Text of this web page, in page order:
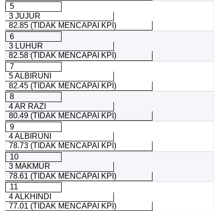
5
3 JUJUR
82.85 (TIDAK MENCAPAI KPI)
6
3 LUHUR
82.58 (TIDAK MENCAPAI KPI)
7
5 ALBIRUNI
82.45 (TIDAK MENCAPAI KPI)
8
4 AR RAZI
80.49 (TIDAK MENCAPAI KPI)
9
4 ALBIRUNI
78.73 (TIDAK MENCAPAI KPI)
10
3 MAKMUR
78.61 (TIDAK MENCAPAI KPI)
11
4 ALKHINDI
77.01 (TIDAK MENCAPAI KPI)